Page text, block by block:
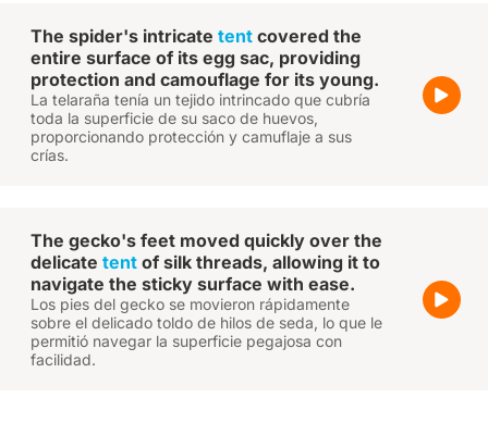
The spider's intricate tent covered the
entire surface of its egg sac, providing
protection and camouflage for its young.
La telaraña tenía un tejido intrincado que cubría
toda la superficie de su saco de huevos,
proporcionando protección y camuflaje a sus
crías.
The gecko's feet moved quickly over the
delicate tent of silk threads, allowing it to
navigate the sticky surface with ease.
Los pies del gecko se movieron rápidamente
sobre el delicado toldo de hilos de seda, lo que le
permitió navegar la superficie pegajosa con
facilidad.